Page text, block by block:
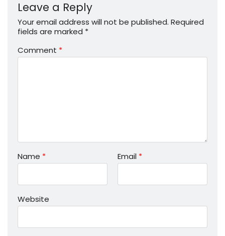
Leave a Reply
Your email address will not be published. Required
fields are marked *
Comment *
Name * Email *
Website